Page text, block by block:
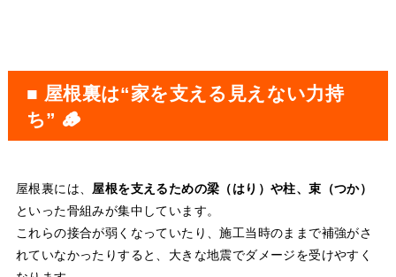
■ 屋根裏は“家を支える見えない力持
ち” 🪵
屋根裏には、 屋根を支えるための梁（はり）や柱、束（つか）
といった骨組みが集中しています。
これらの接合が弱くなっていたり、施工当時のままで補強がさ
れていなかったりすると、大きな地震でダメージを受けやすく